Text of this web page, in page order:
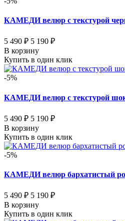
КАМЕДИ велюр с текстурой
5 490 ₽ 5 190 ₽
В корзину
Купить в один клик
-5%
КАМЕДИ велюр с текстурой
5 490 ₽ 5 190 ₽
В корзину
Купить в один клик
-5%
КАМЕДИ велюр бархатистый
5 490 ₽ 5 190 ₽
В корзину
Купить в один клик